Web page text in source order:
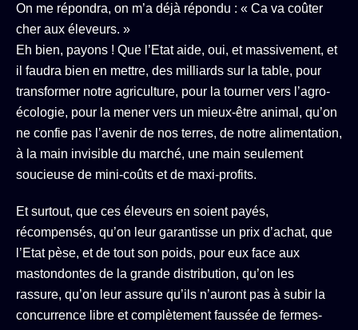
On me répondra, on m’a déjà répondu : « Ca va coûter
cher aux éleveurs. »
Eh bien, payons ! Que l’Etat aide, oui, et massivement, et
il faudra bien en mettre, des milliards sur la table, pour
transformer notre agriculture, pour la tourner vers l’agro-
écologie, pour la mener vers un mieux-être animal, qu’on
ne confie pas l’avenir de nos terres, de notre alimentation,
à la main invisible du marché, une main seulement
soucieuse de mini-coûts et de maxi-profits.
Et surtout, que ces éleveurs en soient payés,
récompensés, qu’on leur garantisse un prix d’achat, que
l’Etat pèse, et de tout son poids, pour eux face aux
mastondontes de la grande distribution, qu’on les
rassure, qu’on leur assure qu’ils n’auront pas à subir la
concurrence libre et complètement faussée de fermes-